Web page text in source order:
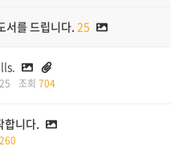
서를 드립니다. 25
조회 704
합니다.